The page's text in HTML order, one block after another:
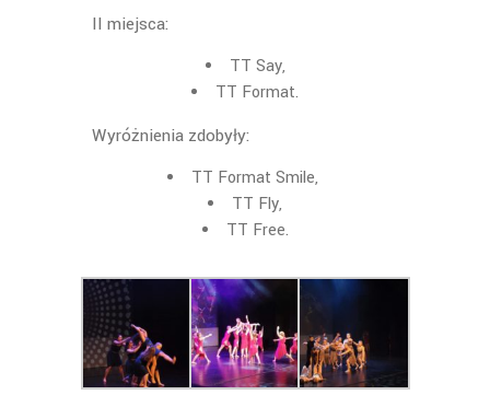
II miejsca:
TT Say,
TT Format.
Wyróżnienia zdobyły:
TT Format Smile,
TT Fly,
TT Free.